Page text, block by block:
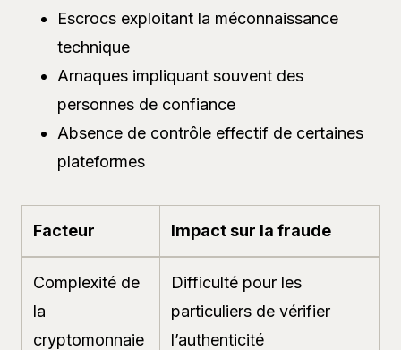
Escrocs exploitant la méconnaissance
technique
Arnaques impliquant souvent des
personnes de confiance
Absence de contrôle effectif de certaines
plateformes
Facteur Impact sur la fraude
Complexité de
la
cryptomonnaie
Difficulté pour les
particuliers de vérifier
l’authenticité